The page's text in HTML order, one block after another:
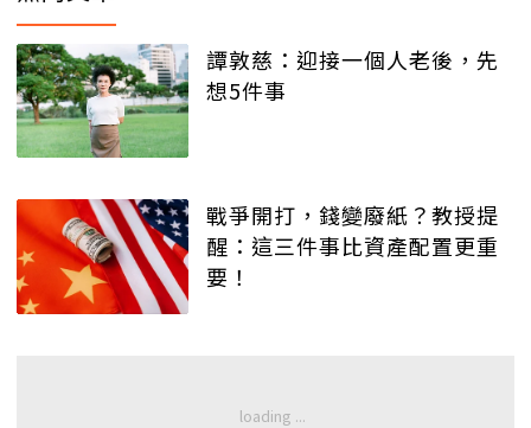
譚敦慈：迎接一個人老後，先
想5件事
戰爭開打，錢變廢紙？教授提
醒：這三件事比資產配置更重
要！